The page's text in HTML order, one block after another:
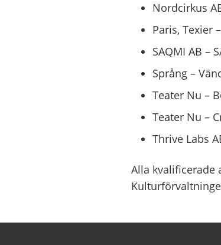
Nordcirkus
Paris, Texier
SAQMI AB –
Språng –
Teater Nu –
Teater Nu –
Thrive Labs
Alla kvalificerade